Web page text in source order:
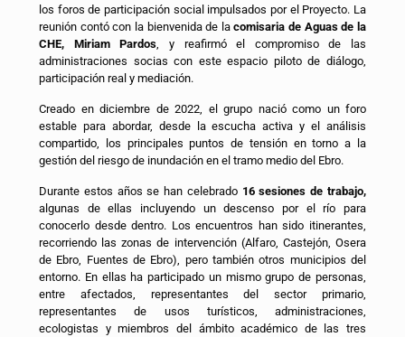
los foros de participación social impulsados por el Proyecto. La
reunión contó con la bienvenida de lacomisaria de Aguas de la
CHE, Miriam Pardos , y reafirmó el compromiso de las
administraciones socias con este espacio piloto de diálogo,
participación real y mediación.
Creado en diciembre de 2022, el grupo nació como un foro
estable para abordar, desde la escucha activa y el análisis
compartido, los principales puntos de tensión en torno a la
gestión del riesgo de inundación en el tramo medio del Ebro.
Durante estos años se han celebrado 16 sesiones de trabajo,
algunas de ellas incluyendo un descenso por el río para
conocerlo desde dentro. Los encuentros han sido itinerantes,
recorriendo las zonas de intervención (Alfaro, Castejón, Osera
de Ebro, Fuentes de Ebro), pero también otros municipios del
entorno. En ellas ha participado un mismo grupo de personas,
entre afectados, representantes del sector primario,
representantes de usos turísticos, administraciones,
ecologistas y miembros del ámbito académico de las tres